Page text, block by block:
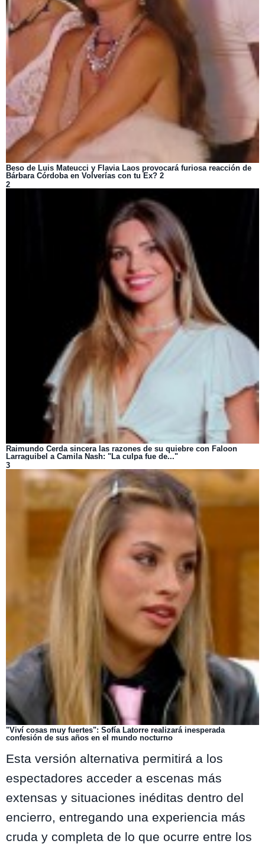
Beso de Luis Mateucci y Flavia Laos provocará furiosa reacción de
Bárbara Córdoba en Volverías con tu Ex? 2
2
Raimundo Cerda sincera las razones de su quiebre con Faloon
Larraguibel a Camila Nash: "La culpa fue de..."
3
"Viví cosas muy fuertes": Sofía Latorre realizará inesperada
confesión de sus años en el mundo nocturno
Esta versión alternativa permitirá a los
espectadores acceder a escenas más
extensas y situaciones inéditas dentro del
encierro, entregando una experiencia más
cruda y completa de lo que ocurre entre los